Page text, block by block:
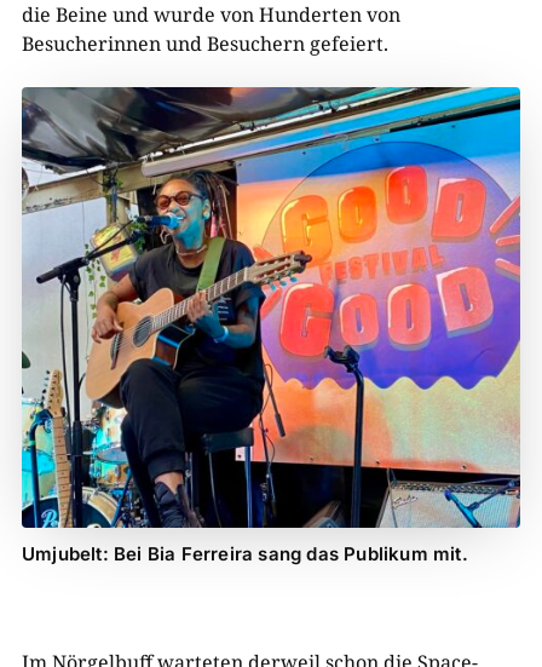
die Beine und wurde von Hunderten von
Besucherinnen und Besuchern gefeiert.
Umjubelt: Bei Bia Ferreira sang das Publikum mit.